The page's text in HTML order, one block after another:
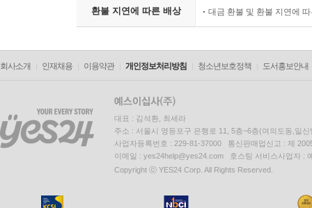
환불 지연에 따른 배상 대금 환불 및 환불 지연에
회사소개 인재채용 이용약관 개인정보처리방침 청소년보호정책 도서홍보안내
대표 : 김석환, 최세라
주소 : 서울시 영등포구 은행로 11, 5층~6층(여의도동,일신
사업자등록번호 : 229-81-37000 통신판매업신고 : 제
이메일 : yes24help@yes24.com 호스팅 서비스사업자 :
Copyright ⓒ YES24 Corp. All Rights Reserved.